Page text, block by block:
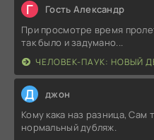
Г Гость Александр
При просмотре время
так было и задумано...
ЧЕЛОВЕК-ПАУК: НОВЫЙ
Д джон
Кому кака наз разница, Сам
нормальный дубляж.